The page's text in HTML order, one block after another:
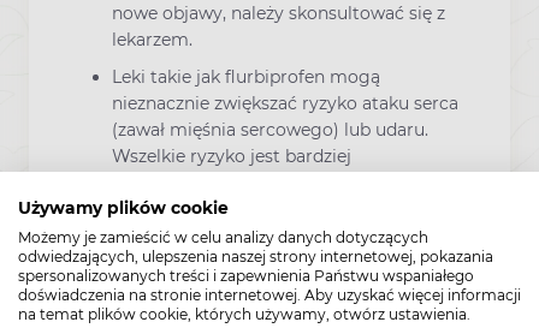
Używamy plików cookie
Możemy je zamieścić w celu analizy danych dotyczących
odwiedzających, ulepszenia naszej strony internetowej, pokazania
spersonalizowanych treści i zapewnienia Państwu wspaniałego
doświadczenia na stronie internetowej. Aby uzyskać więcej informacji
na temat plików cookie, których używamy, otwórz ustawienia.
nowe objawy, należy skonsultować się z
lekarzem.
Leki takie jak flurbiprofen mogą
nieznacznie zwiększać ryzyko ataku serca
(zawał mięśnia sercowego) lub udaru.
Wszelkie ryzyko jest bardziej
lub długotrwałym leczeniu. Nie należy
przekraczać zalecanej dawki ani czasu
trwania leczenia.